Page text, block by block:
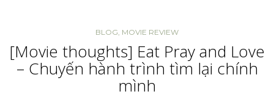
BLOG MOVIE REVIEW
[Movie thoughts] Eat Pray and Love
– Chuyến hành trình tìm lại chính
mình